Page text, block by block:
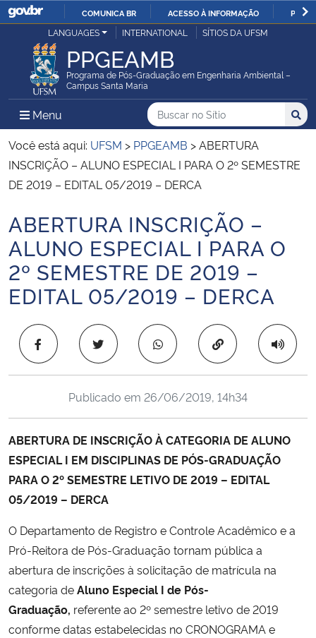
IR
PARA
O
COMUNICA BR ACESSO À INFORMAÇÃO
Ministério da Justiça e Segurança Pública
Ministério da Defesa
Ministério das Relações Exteriores
Ministério da Economia
Ministério da Infraestrutura
Ministério da Agricultura, Pecuária e Abastecimento
Ministério da Educação
Ministério da Cidadania
Ministério da Saúde
Ministério de Minas e Energia
Ministério da Ciência, Tecnologia, Inovações e Comunicações
Ministério do Meio Ambiente
Ministério do Desenvolvimento Regional
Controladoria-Geral da União
Ministério da Mulher, da Família e dos Direitos Humanos
LANGUAGES INTERNATIONAL SÍTIOS DA UFSM
PPGEAMB
Programa de Pós-Graduação em Engenharia Ambiental –
Campus Santa Maria
Menu Menu Principal do Sítio
Busca
Buscar no no Sítio
Busca:
Você está aqui: UFSM > PPGEAMB >ABERTURA
INSCRIÇÃO – ALUNO ESPECIAL I PARA O 2º SEMESTRE
DE 2019 – EDITAL 05/2019 – DERCA
Início do conteúdo
ABERTURA INSCRIÇÃO –
ALUNO ESPECIAL I PARA O
2º SEMESTRE DE 2019 –
EDITAL 05/2019 – DERCA
Copiar para área
Publicado em 26/06/2019, 14h34
ABERTURA DE INSCRIÇÃO À CATEGORIA DE ALUNO
ESPECIAL I EM DISCIPLINAS DE PÓS-GRADUAÇÃO
PARA O 2º SEMESTRE LETIVO DE 2019 – EDITAL
05/2019 – DERCA
O Departamento de Registro e Controle Acadêmico e a
Pró-Reitora de Pós-Graduação tornam pública a
abertura de inscrições à solicitação de matrícula na
categoria deAluno Especial I de Pós-
Graduação, referente ao 2º semestre letivo de 2019
conforme datas estabelecidas no CRONOGRAMA e